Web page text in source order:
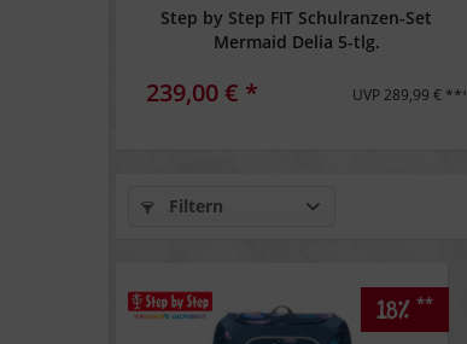
Step by Step FIT Schulranzen-Set
Mermaid Delia 5-tlg.
239,00 € * UVP 289,99 € ***
Filtern
18% **